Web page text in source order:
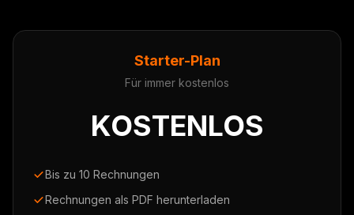
Starter-Plan
Für immer kostenlos
KOSTENLOS
Bis zu 10 Rechnungen
Rechnungen als PDF herunterladen